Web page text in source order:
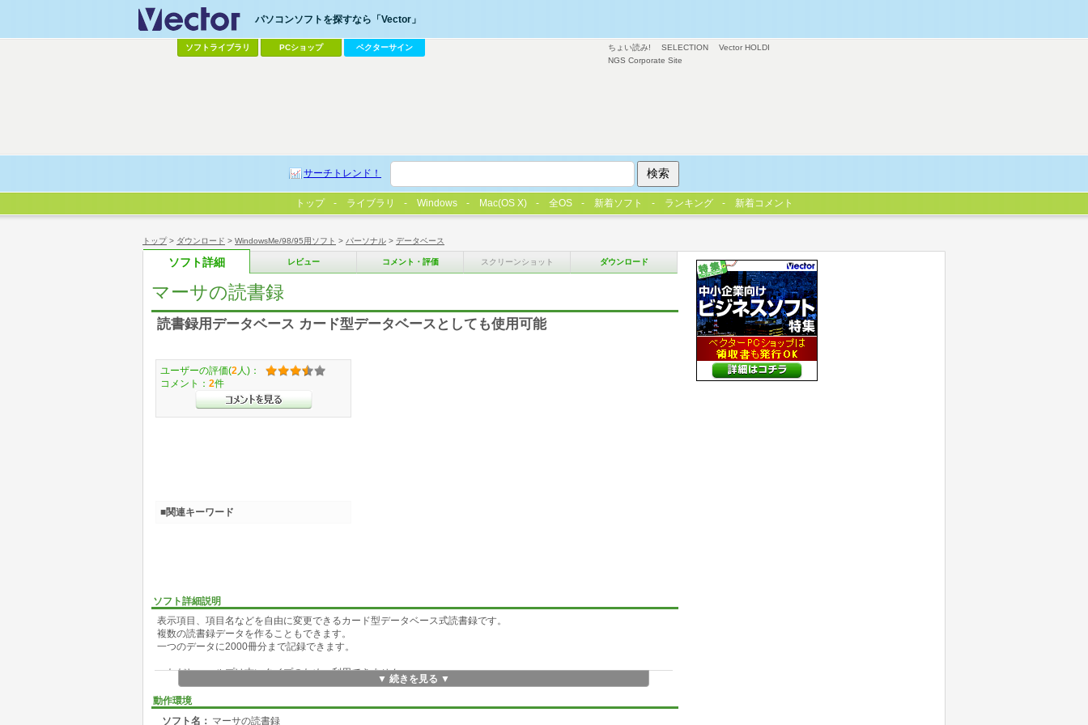
トップ> ダウンロード > WindowsMe/98/95用ソフト > パーソナル > データベース
ソフト詳細 レビュー コメント・評価 スクリーンショット ダウンロード
マーサの読書録
読書録用データベース カード型データベースとしても使用可能
ソフト詳細説明
表示項目、項目名などを自由に変更できるカード型データベース式読書録です。
複数の読書録データを作ることもできます。
一つのデータに2000冊分まで記録できます。
ただし、ヘルプは古いタイプのため、利用できません。
▼ 続きを見る ▼
動作環境
ソフト名： マーサの読書録
ユーザーの評価(2 人)：
コメント： 2件
■関連キーワード
ちょい読み! SELECTION
Vector HOLDI
NGS Corporate Site
パソコンソフトを探すなら「Vector」
ソフトライブラリ PCショップ ベクターサイン
サーチトレンド！
トップ ライブラリ Windows Mac(OS X) 全OS 新着ソフト ランキング 新着コメント